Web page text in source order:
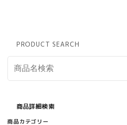
PRODUCT SEARCH
商品詳細検索
商品カテゴリー